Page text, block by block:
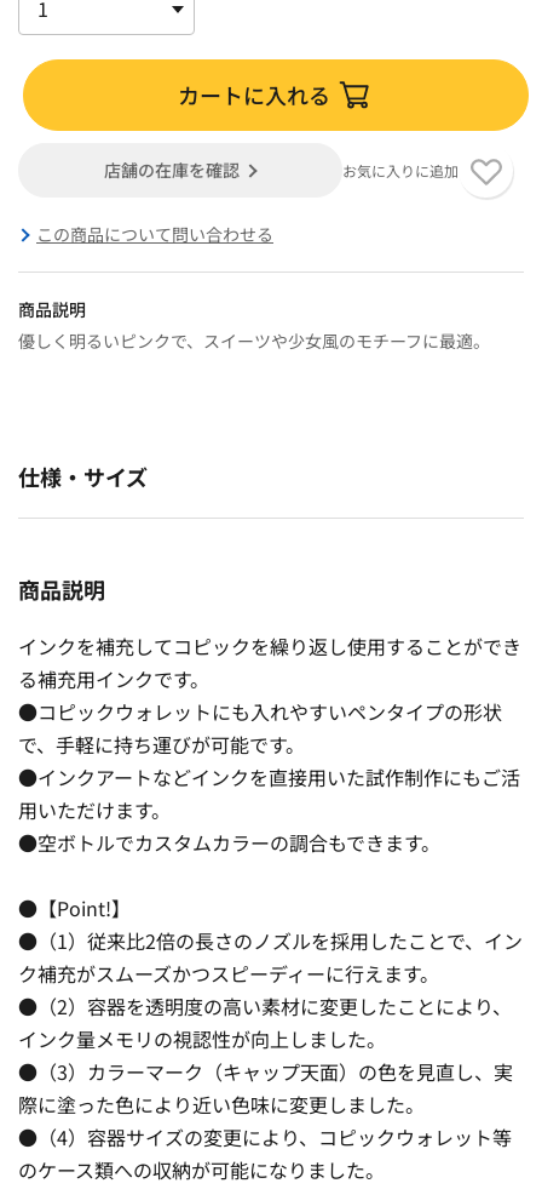
カートに入れる
店舗の在庫を確認 お気に入りに追加
この商品について問い合わせる
商品説明
優しく明るいピンクで、スイーツや少女風のモチーフに最適。
仕様・サイズ
商品説明
インクを補充してコピックを繰り返し使用することができ
る補充用インクです。
●コピックウォレットにも入れやすいペンタイプの形状
で、手軽に持ち運びが可能です。
●インクアートなどインクを直接用いた試作制作にもご活
用いただけます。
●空ボトルでカスタムカラーの調合もできます。
●【Point!】
●（1）従来比2倍の長さのノズルを採用したことで、イン
ク補充がスムーズかつスピーディーに行えます。
●（2）容器を透明度の高い素材に変更したことにより、
インク量メモリの視認性が向上しました。
●（3）カラーマーク（キャップ天面）の色を見直し、実
際に塗った色により近い色味に変更しました。
●（4）容器サイズの変更により、コピックウォレット等
のケース類への収納が可能になりました。